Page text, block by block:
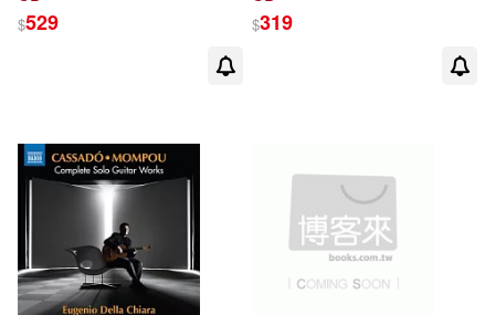
Rattle, André Previn, Paavo
$529
Sinfonietta / Sir Simon Rattle)
$319